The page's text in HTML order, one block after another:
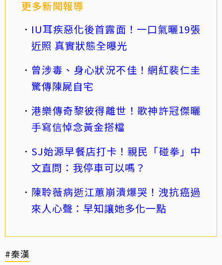
更多新聞報導
IU耳疾惡化後首露面！一口氣曬19張
近照 真實狀態全曝光
曾涉毒、身心狀況不佳！網紅裴仁圭
驚傳陳屍自宅
港樂傳奇黎彼得離世！歌神許冠傑曬
手寫信悼念黃金搭檔
SJ始源早餐店打卡！親民「碰拳」中
文直問：我停車可以嗎？
陳聆薇病逝江蕙崩潰爆哭！洩抗癌過
來人心聲：早知讓她多化一點
#秦漢